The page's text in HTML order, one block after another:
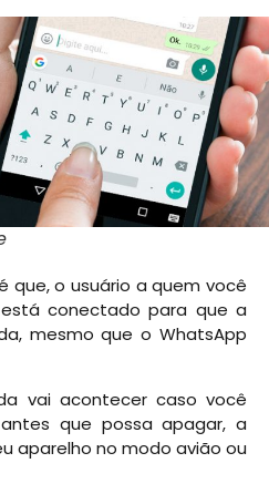
que, o usuário a quem você
está conectado para que a
mesmo que o WhatsApp
vai acontecer caso você
que possa apagar, a
aparelho no modo avião ou